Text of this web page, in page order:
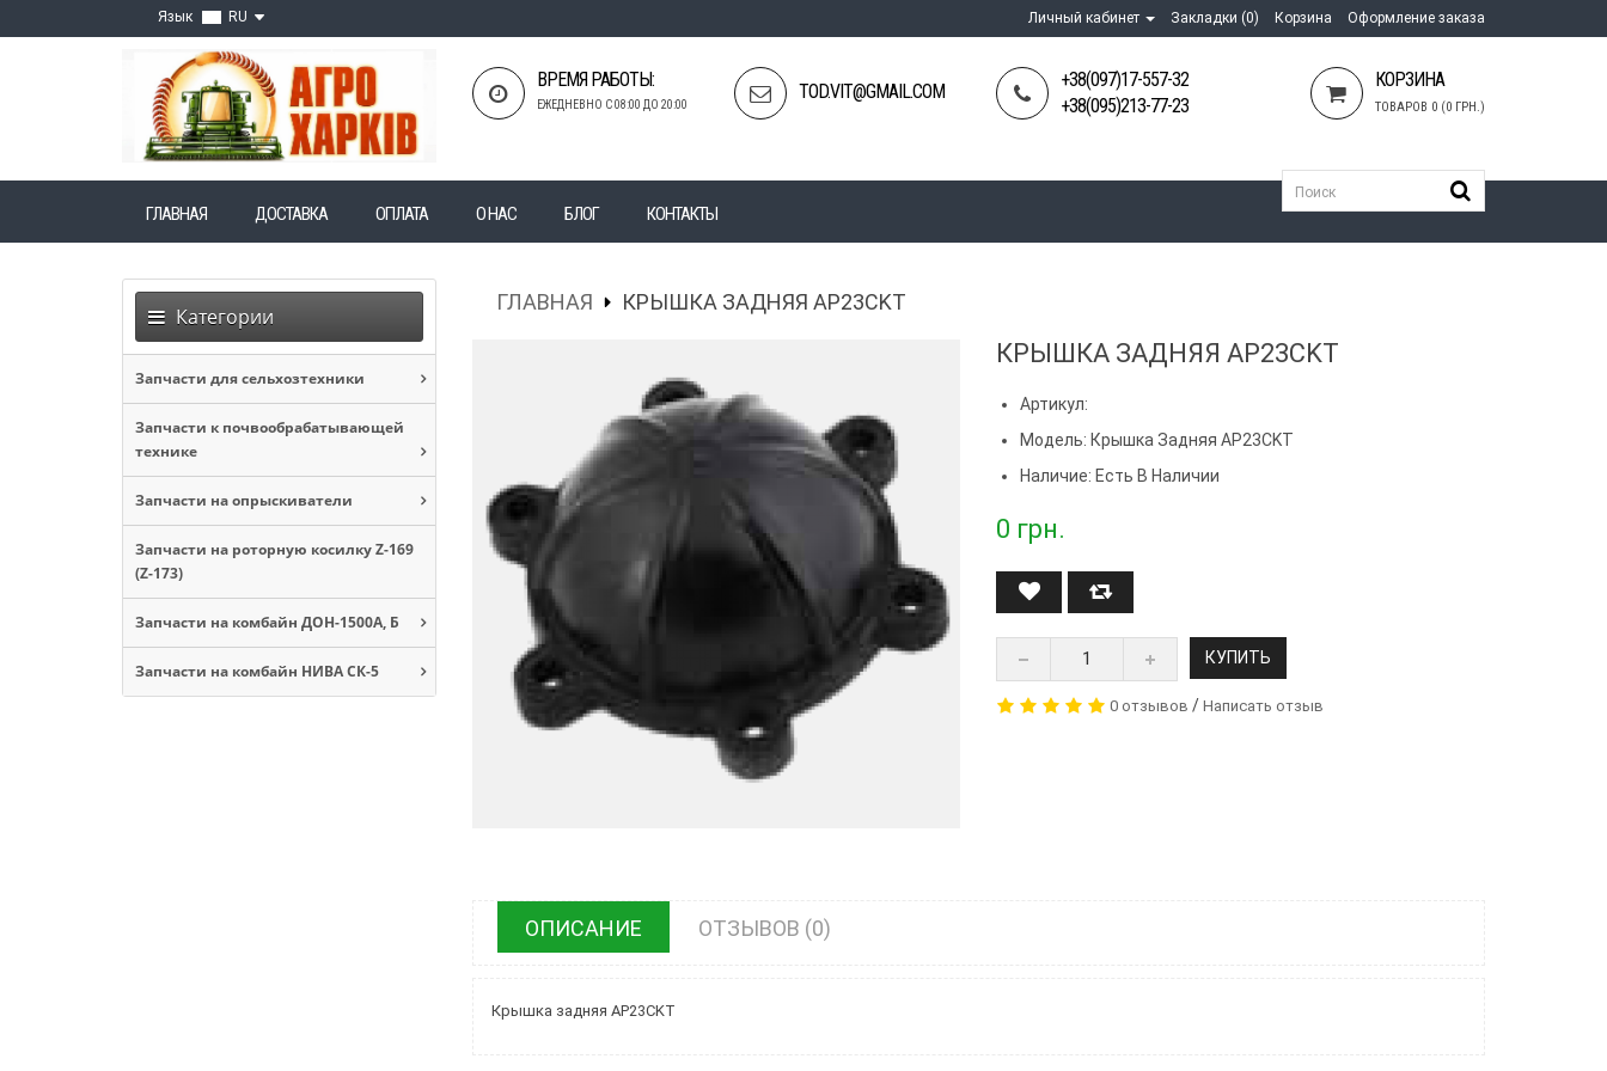
Язык RU Личный кабинет Закладки (0) Корзина Оформление заказа
ВРЕМЯ РАБОТЫ:
ЕЖЕДНЕВНО С 08:00 ДО 20:00
TOD.VIT@GMAIL.COM
+38(097)17-557-32
+38(095)213-77-23
КОРЗИНА
ТОВАРОВ 0 (0 ГРН.)
ГЛАВНАЯ ДОСТАВКА ОПЛАТА О НАС БЛОГ КОНТАКТЫ
Категории
Запчасти для сельхозтехники
Запчасти к почвообрабатывающей
технике
Запчасти на опрыскиватели
Запчасти на роторную косилку Z-169
(Z-173)
Запчасти на комбайн ДОН-1500А, Б
Запчасти на комбайн НИВА СК-5
ГЛАВНАЯ КРЫШКА ЗАДНЯЯ AP23CKT
КРЫШКА ЗАДНЯЯ AP23CKT
Артикул:
Модель: Крышка Задняя AP23CKT
Наличие: Есть В Наличии
0 грн.
КУПИТЬ
0 отзывов /Написать отзыв
ОПИСАНИЕ ОТЗЫВОВ (0)
Крышка задняя AP23CKT